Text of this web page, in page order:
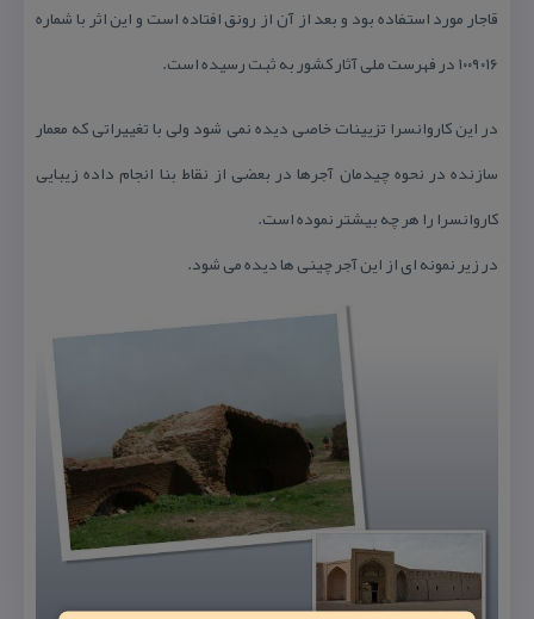
قاجار مورد استفاده بود و بعد از آن از رونق افتاده است و این اثر با شماره
۱۰۰۹۰۱۶ در فهرست ملی آثار كشور به ثبت رسیده است.
در این كاروانسرا تزیینات خاصی دیده نمی شود ولی با تغییراتی كه معمار
سازنده در نحوه چیدمان آجرها در بعضی از نقاط بنا انجام داده زیبایی
كاروانسرا را هر چه بیشتر نموده است.
در زیر نمونه ای از این آجر چینی ها دیده می شود.